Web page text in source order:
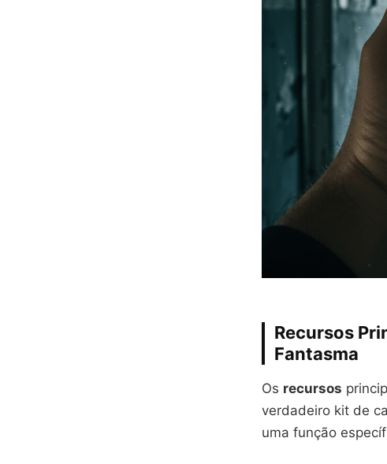
Recursos
Fantasma
Os recursos
verdadeiro kit de
uma função